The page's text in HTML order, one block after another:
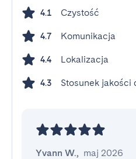
4.1 Czystość
4.7 Komunikacja
4.4 Lokalizacja
4.3 Stosunek jakości
Yvann W., maj 2026